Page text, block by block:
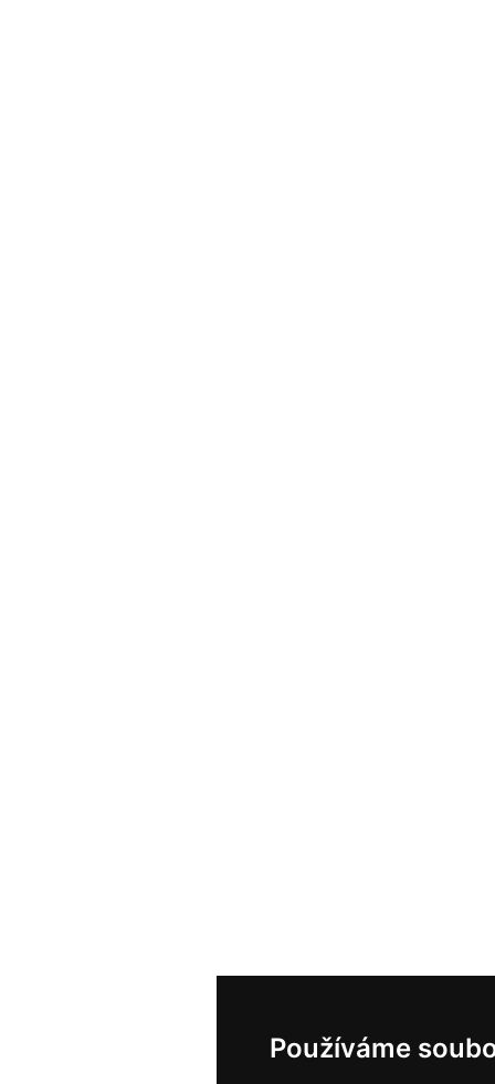
Používáme